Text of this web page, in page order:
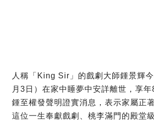
人稱「King Sir」的戲劇大師鍾景輝
月3日）在家中睡夢中安詳離世，享
鍾至權發聲明證實消息，表示家屬正
這位一生奉獻戲劇、桃李滿門的殿堂